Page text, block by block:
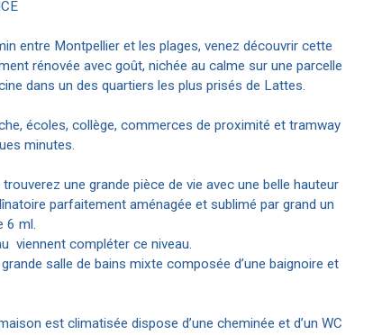
entre Montpellier et les plages, venez découvrir cette
rénovée avec goût, nichée au calme sur une parcelle
dans un des quartiers les plus prisés de Lattes.
écoles, collège, commerces de proximité et tramway
minutes.
une grande pièce de vie avec une belle hauteur
parfaitement aménagée et sublimé par grand un
6 ml.
viennent compléter ce niveau.
salle de bains mixte composée d’une baignoire et
est climatisée dispose d’une cheminée et d’un WC